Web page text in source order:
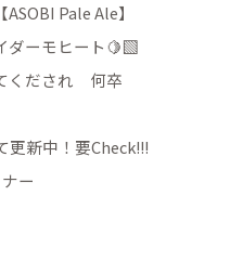
Pale Ale】
ダーモヒート🍋‍🟩
くだされ 何卒
更新中！要Check!!!
ー